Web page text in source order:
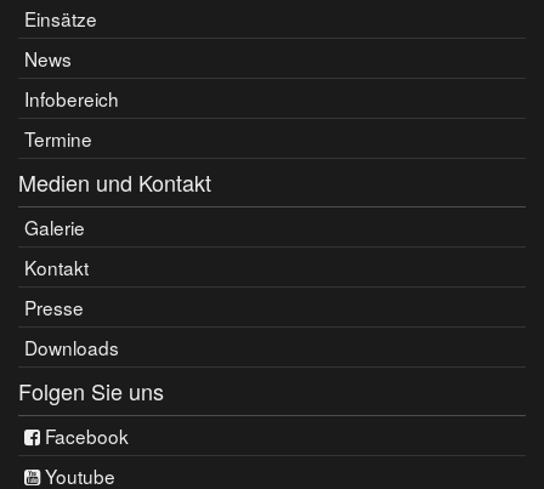
Einsätze
News
Infobereich
Termine
Medien und Kontakt
Galerie
Kontakt
Presse
Downloads
Folgen Sie uns
Facebook
Youtube